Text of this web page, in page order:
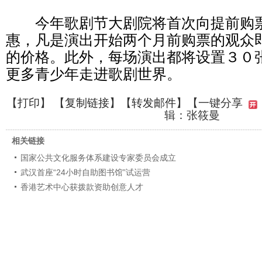
今年歌剧节大剧院将首次向提前购
惠，凡是演出开始两个月前购票的观众
的价格。此外，每场演出都将设置３０
更多青少年走进歌剧世界。
【打印】 【复制链接】【转发邮件】
【一键分享
辑：张筱曼
相关链接
国家公共文化服务体系建设专家委员会成立
武汉首座“24小时自助图书馆”试运营
香港艺术中心获拨款资助创意人才